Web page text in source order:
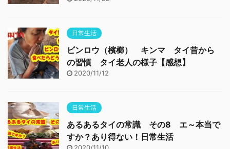
日常生活
ビンロウ（檳榔） キンマ タイ昔から
の習慣 タイ老人の様子【感想】
2020/11/12
日常生活
あるあるタイの常識 その8 エ～本当で
すか？あり得ない！日常生活